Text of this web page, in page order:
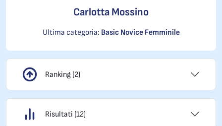
Carlotta Mossino
Ultima categoria: Basic Novice Femminile
Ranking (2)
Risultati (12)